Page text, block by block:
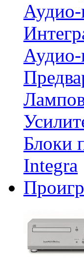
Аудио-
Аудио-
Блоки
Integra